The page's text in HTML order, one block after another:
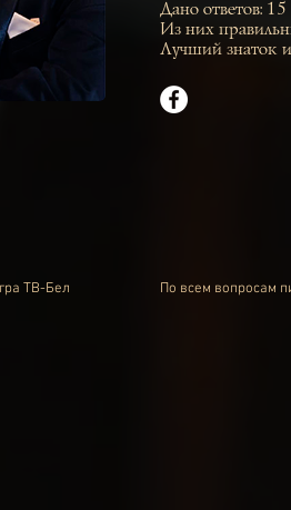
Дано ответов: 15
Из них
Лучший знаток
ТВ-Бел По всем вопросам